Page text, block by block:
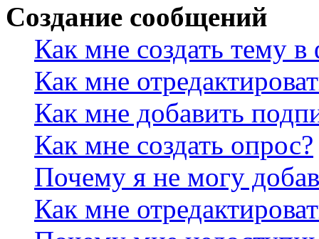
Создание сообщений
Как мне создать тему
Как мне
Как мне добавить
Как мне создать опрос?
Почему я не могу
Как мне